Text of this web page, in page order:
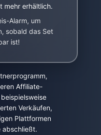
mehr erhältlich.
Alarm, um
sobald das Set
ist!
Affiliate-
Verkäufen,
Plattformen
abschließt.